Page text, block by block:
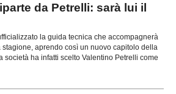
da Petrelli: sarà lui il
la guida tecnica che accompagnerà
stagione, aprendo così un nuovo capitolo della
società ha infatti scelto Valentino Petrelli come